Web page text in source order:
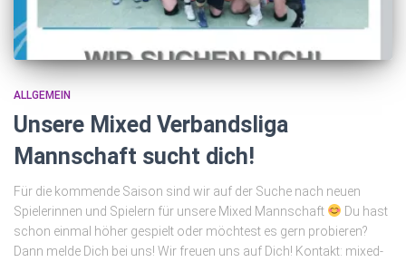
ALLGEMEIN
Unsere Mixed Verbandsliga
Mannschaft sucht dich!
Für die kommende Saison sind wir auf der Suche nach neuen
Spielerinnen und Spielern für unsere Mixed Mannschaft
Du hast
schon einmal höher gespielt oder möchtest es gern probieren?
Dann melde Dich bei uns! Wir freuen uns auf Dich! Kontakt: mixed-